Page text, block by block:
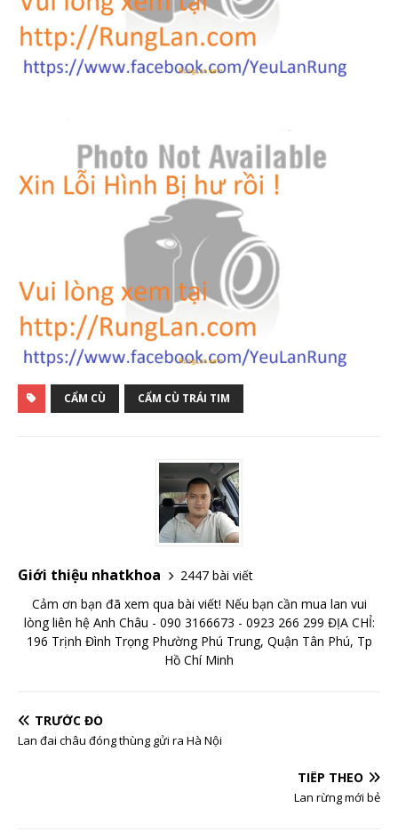
CẨM CÙ CẨM CÙ TRÁI TIM
Giới thiệu nhatkhoa
2447 bài viết
Cảm ơn bạn đã xem qua bài viết! Nếu bạn cần mua lan vui
lòng liên hệ Anh Châu - 090 3166673 - 0923 266 299 ĐỊA CHỈ:
196 Trịnh Đình Trọng Phường Phú Trung, Quận Tân Phú, Tp
Hồ Chí Minh
TRƯỚC ĐÓ
Lan đai châu đóng thùng gửi ra Hà Nội
TIẾP THEO
Lan rừng mới bẻ